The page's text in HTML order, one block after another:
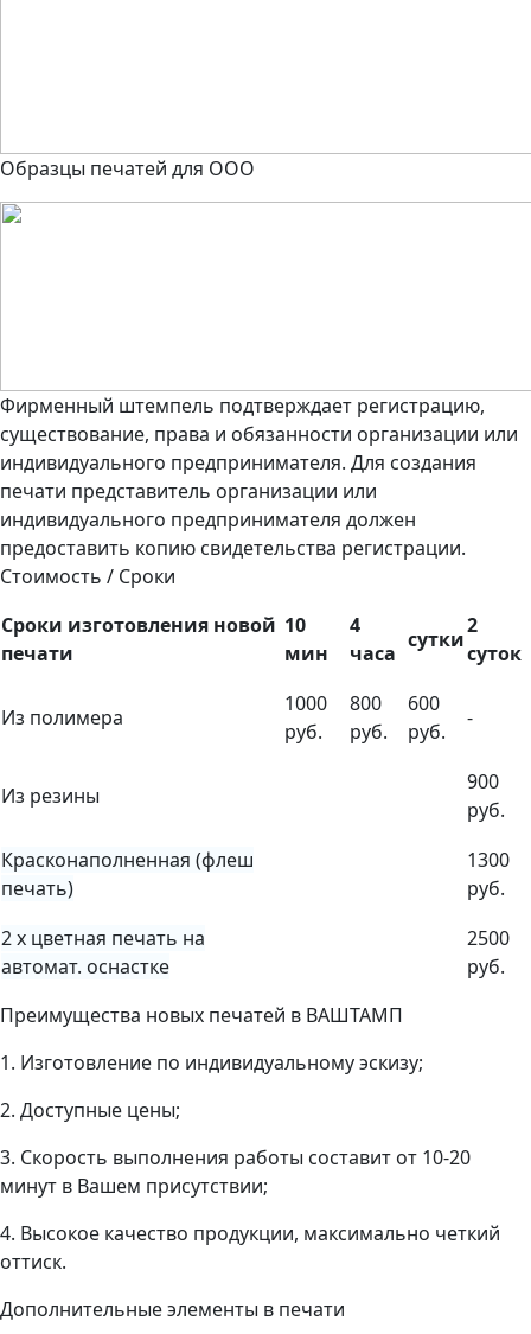
Образцы печатей для ООО
Фирменный штемпель подтверждает регистрацию,
существование, права и обязанности организации или
индивидуального предпринимателя. Для создания
печати представитель организации или
индивидуального предпринимателя должен
предоставить копию свидетельства регистрации.
Стоимость / Сроки
Сроки изготовления новой
печати
10
мин
4
часа
сутки
2
суток
Из полимера
1000
руб.
800
руб.
600
руб.
-
Из резины
900
руб.
Красконаполненная (флеш
печать)
1300
руб.
2 х цветная печать на
автомат. оснастке
2500
руб.
Преимущества новых печатей в ВАШТАМП
1. Изготовление по индивидуальному эскизу;
2. Доступные цены;
3. Скорость выполнения работы составит от 10-20
минут в Вашем присутствии;
4. Высокое качество продукции, максимально четкий
оттиск.
Дополнительные элементы в печати